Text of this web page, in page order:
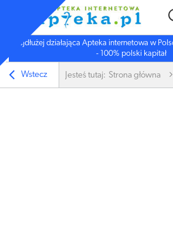
Najdłużej działająca Apteka internetowa w
- 100% polski kapitał
Wstecz Jesteś tutaj: Strona główna